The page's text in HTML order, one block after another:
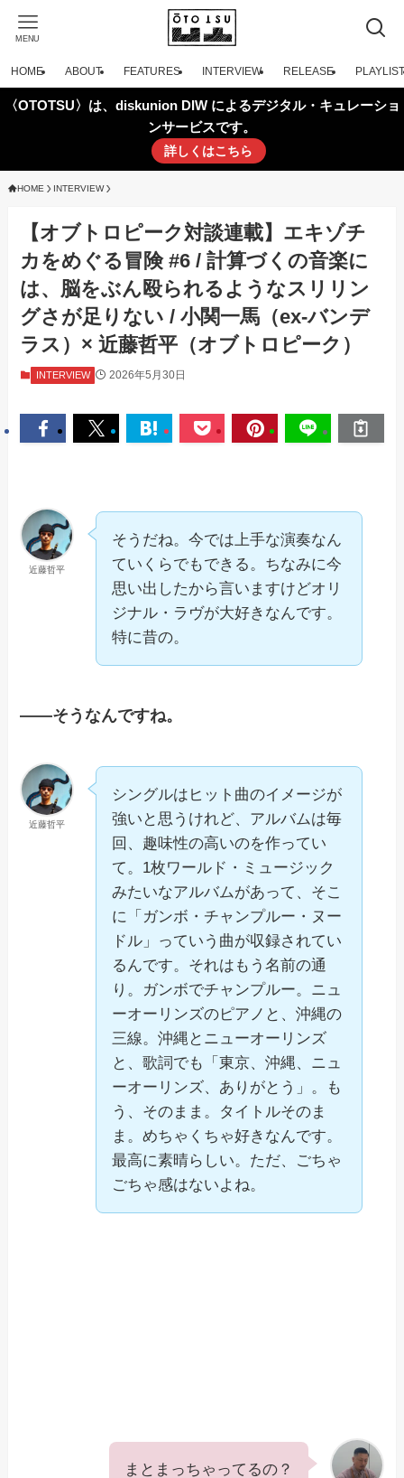
MENU
HOME ABOUT FEATURES INTERVIEW RELEASE PLAYLIST
〈OTOTSU〉は、diskunion DIW によるデジタル・キュレーショ
ンサービスです。
詳しくはこちら
HOME INTERVIEW
【オブトロピーク対談連載】エキゾチ
カをめぐる冒険 #6 / 計算づくの音楽に
は、脳をぶん殴られるようなスリリン
グさが足りない / 小関一馬（ex-バンデ
ラス）× 近藤哲平（オブトロピーク）
INTERVIEW 2026年5月30日
近藤哲平
そうだね。今では上手な演奏なん
ていくらでもできる。ちなみに今
思い出したから言いますけどオリ
ジナル・ラヴが大好きなんです。
特に昔の。
——そうなんですね。
近藤哲平
シングルはヒット曲のイメージが
強いと思うけれど、アルバムは毎
回、趣味性の高いのを作ってい
て。1枚ワールド・ミュージック
みたいなアルバムがあって、そこ
に「ガンボ・チャンプルー・ヌー
ドル」っていう曲が収録されてい
るんです。それはもう名前の通
り。ガンボでチャンプルー。ニュ
ーオーリンズのピアノと、沖縄の
三線。沖縄とニューオーリンズ
と、歌詞でも「東京、沖縄、ニュ
ーオーリンズ、ありがとう」。も
う、そのまま。タイトルそのま
ま。めちゃくちゃ好きなんです。
最高に素晴らしい。ただ、ごちゃ
ごちゃ感はないよね。
まとまっちゃってるの？